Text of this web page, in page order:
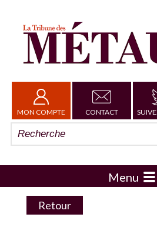
MON COMPTE CONTACT
Menu
Retour